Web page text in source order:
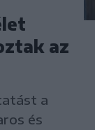
az
a
és